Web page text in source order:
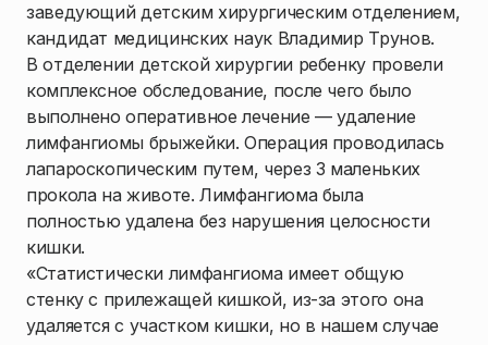
заведующий детским хирургическим отделением,
кандидат медицинских наук Владимир Трунов.
В отделении детской хирургии ребенку провели
комплексное обследование, после чего было
выполнено оперативное лечение — удаление
лимфангиомы брыжейки. Операция проводилась
лапароскопическим путем, через 3 маленьких
прокола на животе. Лимфангиома была
полностью удалена без нарушения целосности
кишки.
«Статистически лимфангиома имеет общую
стенку с прилежащей кишкой, из-за этого она
удаляется с участком кишки, но в нашем случае